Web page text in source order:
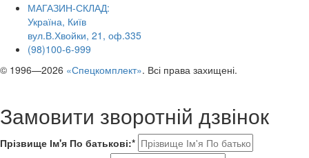
МАГАЗИН-СКЛАД:
Україна, Київ
вул.В.Хвойки, 21, оф.335
(98)100-6-999
© 1996—2026 «Спецкомплект». Всі права захищені.
Замовити зворотній дзвінок
Прізвище Ім'я По батькові:*